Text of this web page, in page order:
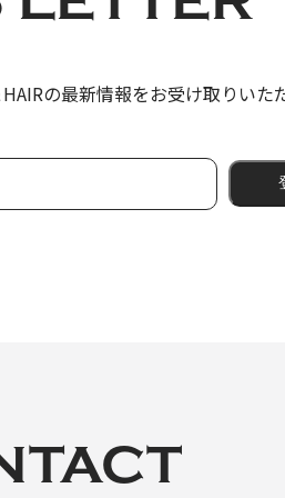
の最新情報をお受け取りいた